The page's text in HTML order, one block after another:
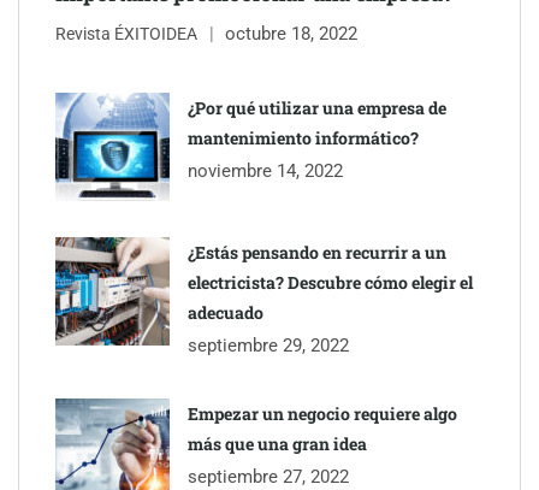
Revista ÉXITOIDEA octubre 18, 2022
¿Por qué utilizar una empresa de
mantenimiento informático?
noviembre 14, 2022
¿Estás pensando en recurrir a un
electricista? Descubre cómo elegir el
adecuado
septiembre 29, 2022
Empezar un negocio requiere algo
más que una gran idea
septiembre 27, 2022